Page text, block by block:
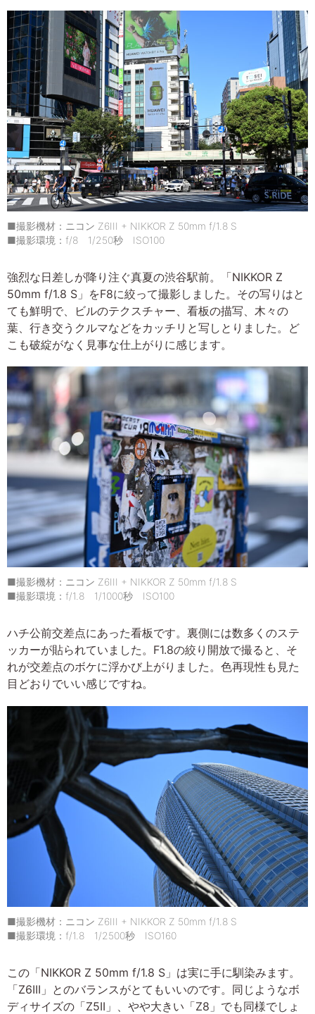
■撮影機材：ニコン Z6III + NIKKOR Z 50mm f/1.8 S
■撮影環境：f/8 1/250秒 ISO100
強烈な日差しが降り注ぐ真夏の渋谷駅前。「NIKKOR Z
50mm f/1.8 S」をF8に絞って撮影しました。その写りはと
ても鮮明で、ビルのテクスチャー、看板の描写、木々の
葉、行き交うクルマなどをカッチリと写しとりました。ど
こも破綻がなく見事な仕上がりに感じます。
■撮影機材：ニコン Z6III + NIKKOR Z 50mm f/1.8 S
■撮影環境：f/1.8 1/1000秒 ISO100
ハチ公前交差点にあった看板です。裏側には数多くのステ
ッカーが貼られていました。F1.8の絞り開放で撮ると、そ
れが交差点のボケに浮かび上がりました。色再現性も見た
目どおりでいい感じですね。
■撮影機材：ニコン Z6III + NIKKOR Z 50mm f/1.8 S
■撮影環境：f/1.8 1/2500秒 ISO160
この「NIKKOR Z 50mm f/1.8 S」は実に手に馴染みます。
「Z6III」とのバランスがとてもいいのです。同じようなボ
ディサイズの「Z5II」、やや大きい「Z8」でも同様でしょ